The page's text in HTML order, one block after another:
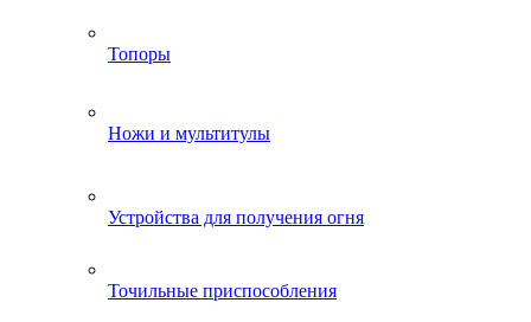
Топоры
Ножи и мультитулы
Устройства для получения огня
Точильные приспособления